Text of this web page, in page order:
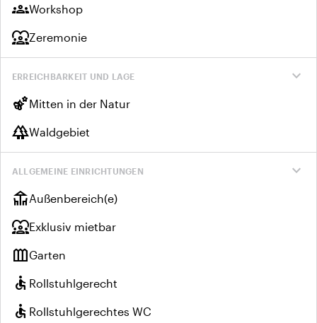
groupsWorkshop
diversity_1Zeremonie
expand_more
ERREICHBARKEIT UND LAGE
emoji_natureMitten in der Natur
forestWaldgebiet
expand_more
ALLGEMEINE EINRICHTUNGEN
deckAußenbereich(e)
diversity_1Exklusiv mietbar
outdoor_gardenGarten
accessible Rollstuhlgerecht
accessible Rollstuhlgerechtes WC